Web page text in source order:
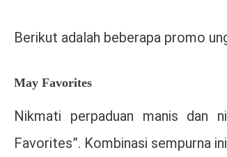
Berikut adalah beberapa promo
May Favorites
Nikmati perpaduan manis dan
Favorites”. Kombinasi sempurna